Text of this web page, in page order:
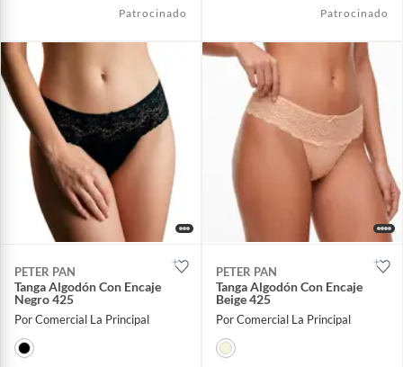
Patrocinado Patrocinado
PETER PAN
Tanga Algodón Con Encaje
Negro 425
Por Comercial La Principal
PETER PAN
Tanga Algodón Con Encaje
Beige 425
Por Comercial La Principal